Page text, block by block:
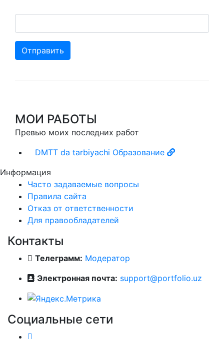
Отправить
МОИ РАБОТЫ
Превью моих последних работ
DMTT da tarbiyachi Образование
Информация
Часто задаваемые вопросы
Правила сайта
Отказ от ответственности
Для правообладателей
Контакты
Телеграмм: Модератор
Электронная почта: support@portfolio.uz
Социальные сети